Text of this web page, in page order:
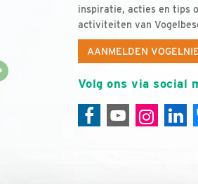
inspiratie, acties en tips
activiteiten van
AANMELDEN
Volg ons via social